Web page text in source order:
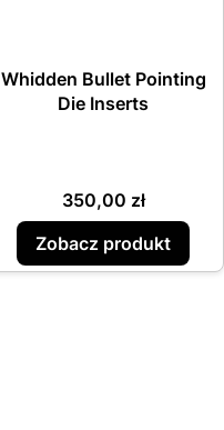
Whidden Bullet Pointing
Die Inserts
Cena
350,00 zł
Zobacz produkt